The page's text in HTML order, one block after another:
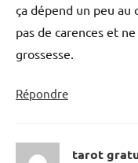
ça dépend un peu au
pas de carences et
grossesse.
Répondre
tarot